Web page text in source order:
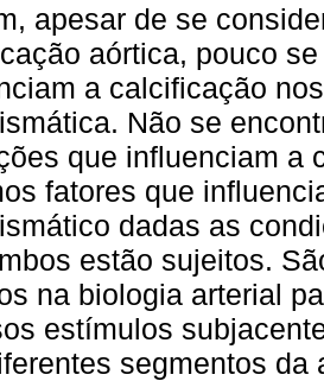
apesar de se
aórtica, pouco
a calcificação
Não se
que influenciam a
fatores que
dadas as
estão sujeitos.
na biologia arterial
estímulos
segmentos da